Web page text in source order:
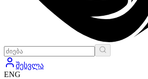
შესვლა
ENG